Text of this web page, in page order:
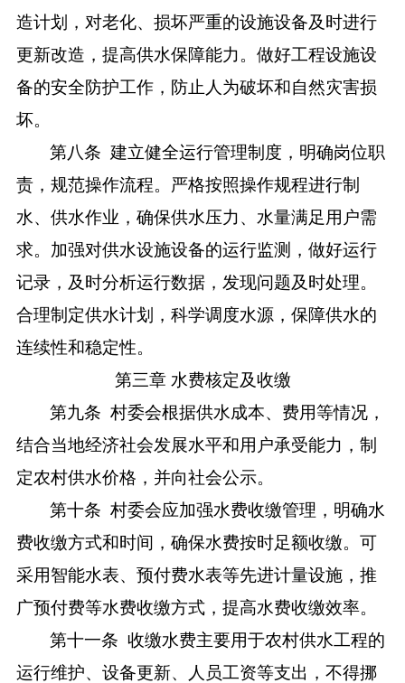
造计划，对老化、损坏严重的设施设备及时进行
更新改造，提高供水保障能力。做好工程设施设
备的安全防护工作，防止人为破坏和自然灾害损
坏。
第八条 建立健全运行管理制度，明确岗位职
责，规范操作流程。严格按照操作规程进行制
水、供水作业，确保供水压力、水量满足用户需
求。加强对供水设施设备的运行监测，做好运行
记录，及时分析运行数据，发现问题及时处理。
合理制定供水计划，科学调度水源，保障供水的
连续性和稳定性。
第三章 水费核定及收缴
第九条 村委会根据供水成本、费用等情况，
结合当地经济社会发展水平和用户承受能力，制
定农村供水价格，并向社会公示。
第十条 村委会应加强水费收缴管理，明确水
费收缴方式和时间，确保水费按时足额收缴。可
采用智能水表、预付费水表等先进计量设施，推
广预付费等水费收缴方式，提高水费收缴效率。
第十一条 收缴水费主要用于农村供水工程的
运行维护、设备更新、人员工资等支出，不得挪